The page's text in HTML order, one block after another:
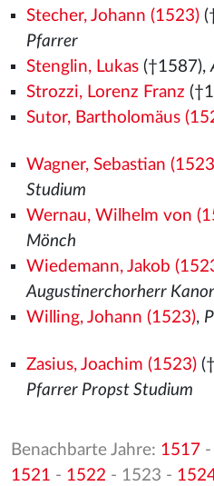
Stecher, Johann (1523)
Pfarrer
Stenglin, Lukas(†1587),
Strozzi, Lorenz Franz
Sutor, Bartholomäus
Wagner, Sebastian
Studium
Wernau, Wilhelm von
Mönch
Wiedemann, Jakob
Augustinerchorherr
Willing, Johann (1523),
Zasius, Joachim (1523)
Pfarrer Propst Studium
Benachbarte Jahre: 1517 -
1521 - 1522 - 1523 -